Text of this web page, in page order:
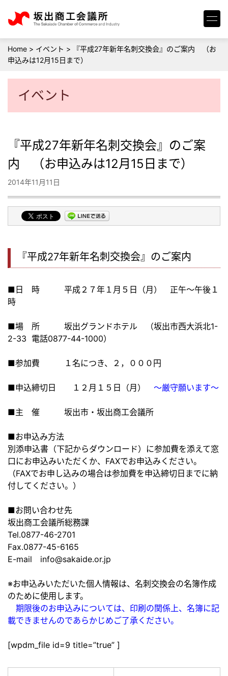
Home > イベント >
『平成27年新年名刺交換会』のご案内 （お
申込みは12月15日まで）
イベント
『平成27年新年名刺交換会』のご案
内 （お申込みは12月15日まで）
2014年11月11日
『平成27年新年名刺交換会』のご案内
■日 時 平成２７年１月５日（月） 正午～午後１
時
■場 所 坂出グランドホテル （坂出市西大浜北1-
2-33 電話0877-44-1000）
■参加費 １名につき、２，０００円
■申込締切日 １２月１５日（月） ～厳守願います～
■主 催 坂出市・坂出商工会議所
■お申込み方法
別添申込書（下記からダウンロード）に参加費を添えて窓
口にお申込みいただくか、FAXでお申込みください。
（FAXでお申し込みの場合は参加費を申込締切日までに納
付してください。）
■お問い合わせ先
坂出商工会議所総務課
Tel.0877-46-2701
Fax.0877-45-6165
E-mail info@sakaide.or.jp
※お申込みいただいた個人情報は、名刺交換会の名簿作成
のために使用します。
期限後のお申込みについては、印刷の関係上、名簿に記
載できませんのであらかじめご了承ください。
[wpdm_file id=9 title=”true” ]